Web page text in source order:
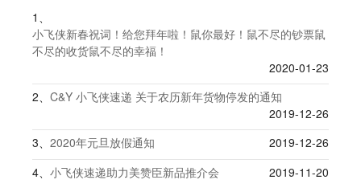
1、
小飞侠新春祝词！给您拜年啦！鼠你最好！鼠不尽的钞票鼠
不尽的收货鼠不尽的幸福！
2020-01-23
2、 C&Y 小飞侠速递 关于农历新年货物停发的通知
2019-12-26
3、 2020年元旦放假通知
2019-12-26
4、 小飞侠速递助力美赞臣新品推介会
2019-11-20